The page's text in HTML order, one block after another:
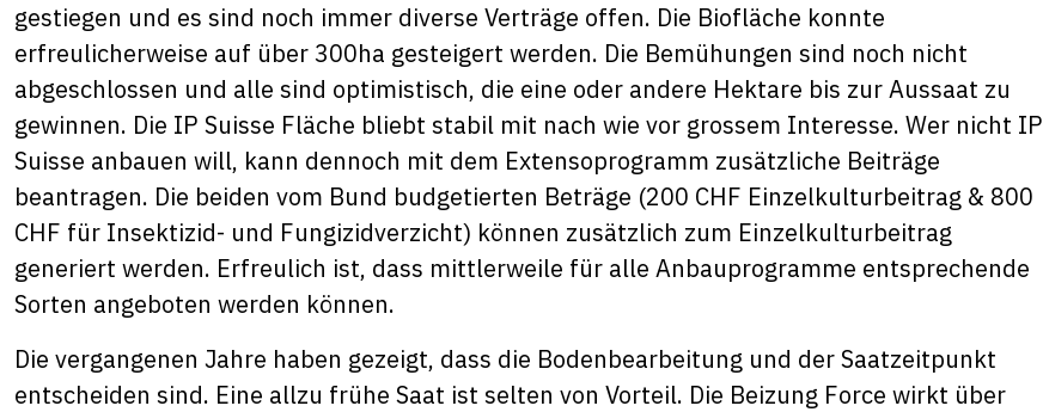
gestiegen und es sind noch immer diverse Verträge offen. Die Biofläche konnte
erfreulicherweise auf über 300ha gesteigert werden. Die Bemühungen sind noch nicht
abgeschlossen und alle sind optimistisch, die eine oder andere Hektare bis zur Aussaat zu
gewinnen. Die IP Suisse Fläche bliebt stabil mit nach wie vor grossem Interesse. Wer nicht IP
Suisse anbauen will, kann dennoch mit dem Extensoprogramm zusätzliche Beiträge
beantragen. Die beiden vom Bund budgetierten Beträge (200 CHF Einzelkulturbeitrag & 800
CHF für Insektizid- und Fungizidverzicht) können zusätzlich zum Einzelkulturbeitrag
generiert werden. Erfreulich ist, dass mittlerweile für alle Anbauprogramme entsprechende
Sorten angeboten werden können.
Die vergangenen Jahre haben gezeigt, dass die Bodenbearbeitung und der Saatzeitpunkt
entscheiden sind. Eine allzu frühe Saat ist selten von Vorteil. Die Beizung Force wirkt über